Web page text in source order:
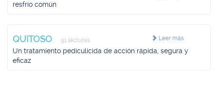
resfrío común
Leer más
QUITOSO 91 lecturas
Un tratamiento pediculicida de acción rápida, segura y
eficaz